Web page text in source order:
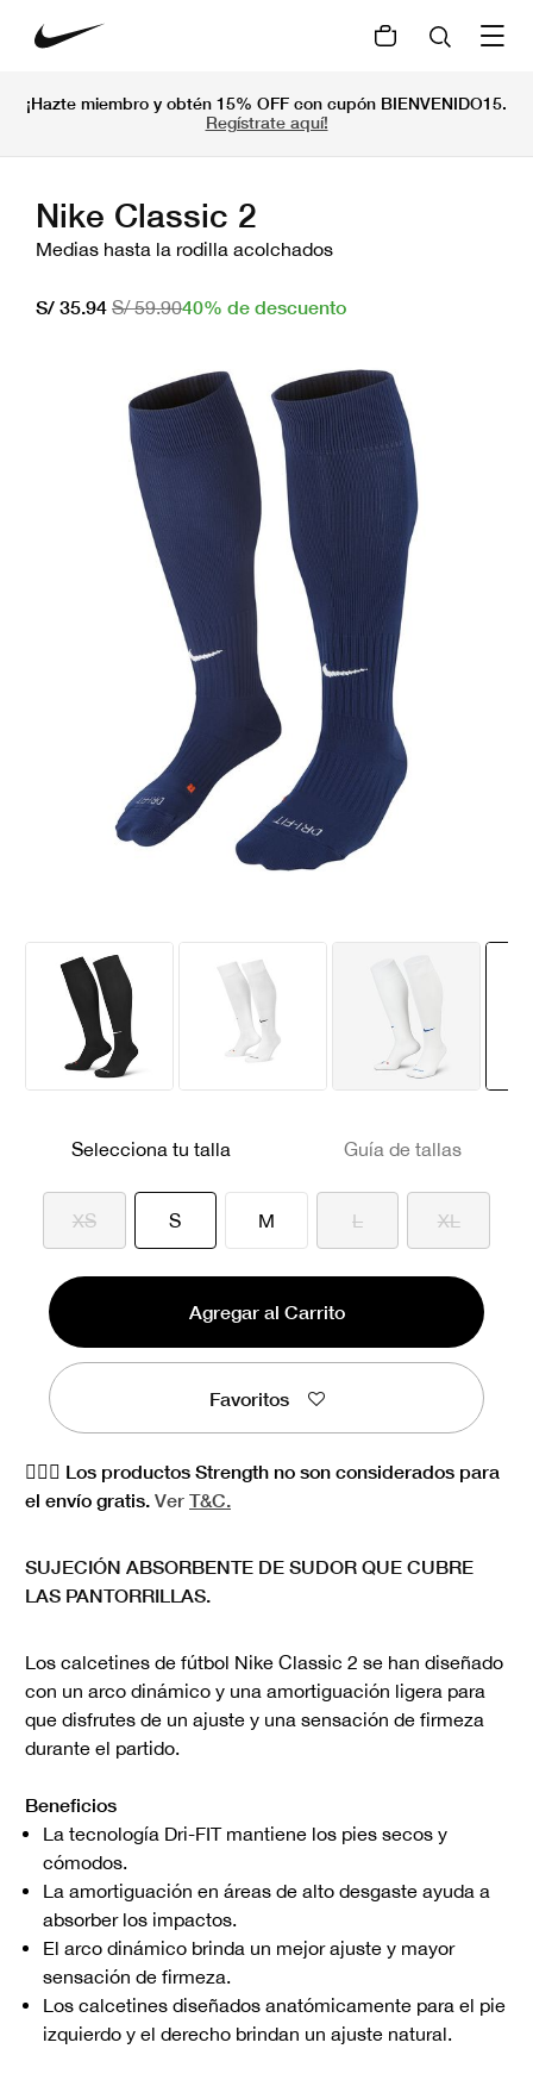
¡Hazte miembro y obtén 15% OFF con cupón BIENVENIDO15.
Regístrate aquí!
Nike Classic 2
Medias hasta la rodilla acolchados
S/ 35.94 S/ 59.9040% de descuento
Selecciona tu talla Guía de tallas
XS Sseleccionado
M L XL
Agregar al Carrito
Favoritos
🏋🏻‍♀️ Los productos Strength no son considerados para
el envío gratis. Ver T&C.
SUJECIÓN ABSORBENTE DE SUDOR QUE CUBRE
LAS PANTORRILLAS.
Los calcetines de fútbol Nike Classic 2 se han diseñado
con un arco dinámico y una amortiguación ligera para
que disfrutes de un ajuste y una sensación de firmeza
durante el partido.
Beneficios
La tecnología Dri-FIT mantiene los pies secos y
cómodos.
La amortiguación en áreas de alto desgaste ayuda a
absorber los impactos.
El arco dinámico brinda un mejor ajuste y mayor
sensación de firmeza.
Los calcetines diseñados anatómicamente para el pie
izquierdo y el derecho brindan un ajuste natural.